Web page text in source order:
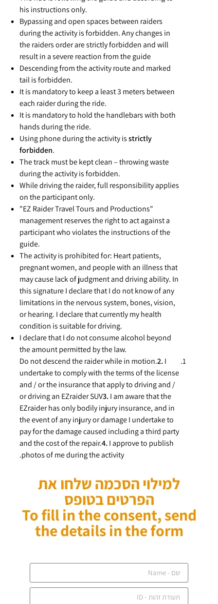
his instructions only.
Bypassing and open spaces between raiders
during the activity is forbidden. Any changes in
the raiders order are strictly forbidden and will
result in a severe reaction from the guide
Descending from the activity route and marked
tail is forbidden.
It is mandatory to keep a least 3 meters between
each raider during the ride.
It is mandatory to hold the handlebars with both
handsduring the ride.
Using phone during the activity isstrictly
forbidden.
The track must be kept clean – throwing waste
during the activity is forbidden.
While driving the raider, full responsibility applies
on the participant only.
"EZ Raider Travel Tours and Productions"
management reserves the right to act against a
participant who violates the instructions of the
guide.
The activity is prohibited for: Heart patients,
pregnant women, and people with an illness that
may cause lack of judgment and driving ability. In
this signature I declare that I do not know of any
limitations in the nervous system, bones, vision,
or hearing. I declare that currently my health
condition is suitable for driving.
I declare that I do not consume alcohol beyond
the amount permitted by the law.
Do not descend the raider while in motion.2.I
undertake to comply with the terms of the license
and / or the insurance that apply to driving and /
or driving an EZraider SUV3.I am aware that the
EZraider has only bodily injury insurance, and in
the event of any injury or damage I undertake to
pay for the damage caused including a third party
and the cost of therepair.4.I approve to publish
photos of me during the activity.
למילוי הסכמה שלחו את
הפרטים בטופס
To fill in the consent, send
the details in the form